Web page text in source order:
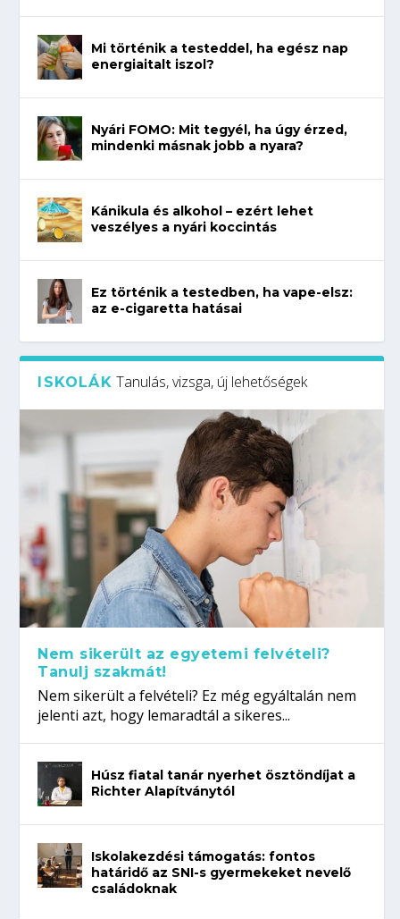
Mi történik a testeddel, ha egész nap
energiaitalt iszol?
Nyári FOMO: Mit tegyél, ha úgy érzed,
mindenki másnak jobb a nyara?
Kánikula és alkohol – ezért lehet
veszélyes a nyári koccintás
Ez történik a testedben, ha vape-elsz:
az e-cigaretta hatásai
ISKOLÁK Tanulás, vizsga, új lehetőségek
Nem sikerült az egyetemi felvételi?
Tanulj szakmát!
Nem sikerült a felvételi? Ez még egyáltalán nem
jelenti azt, hogy lemaradtál a sikeres...
Húsz fiatal tanár nyerhet ösztöndíjat a
Richter Alapítványtól
Iskolakezdési támogatás: fontos
határidő az SNI-s gyermekeket nevelő
családoknak